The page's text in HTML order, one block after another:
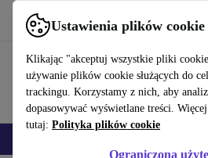
Ustawienia plików cookie
Klikając "akceptuj wszystkie pliki
używanie plików cookie służących do
trackingu. Korzystamy z nich, aby
dopasowywać wyświetlane treści.
tutaj: Polityka plików cookie
Ograniczona
Korzystaj z refurbed szybko i łatwo